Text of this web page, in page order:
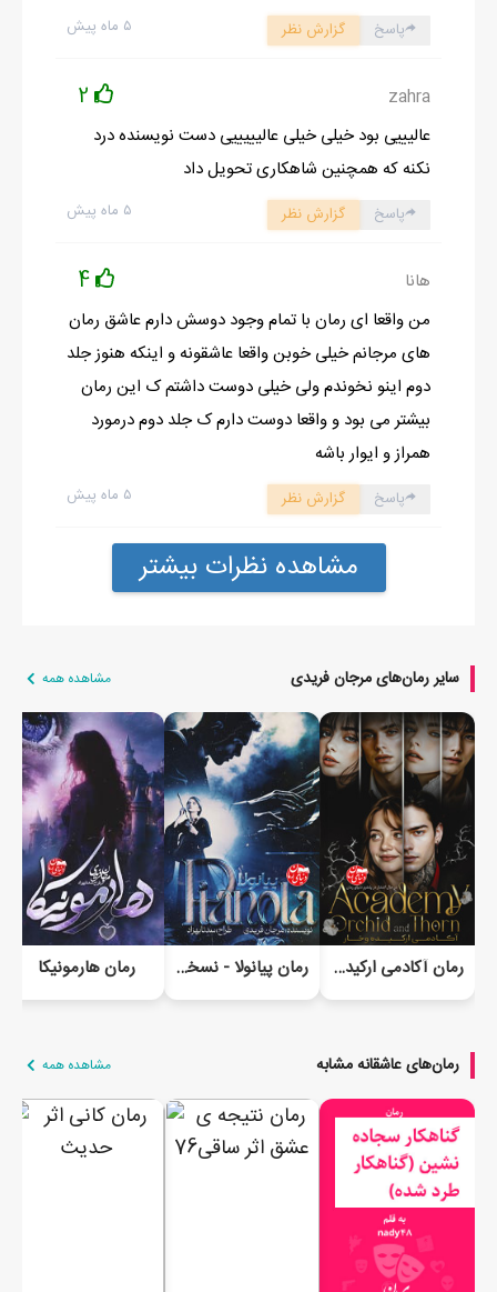
۵ ماه پیش پاسخ گزارش نظر
zahra
2
عالیییی بود خیلی خیلی عالیییییی دست نویسنده درد
نکنه که همچنین شاهکاری تحویل داد
۵ ماه پیش پاسخ گزارش نظر
هانا 4
من واقعا ای رمان با تمام وجود دوسش دارم عاشق رمان
های مرجانم خیلی خوبن واقعا عاشقونه و اینکه هنوز جلد
دوم اینو نخوندم ولی خیلی دوست داشتم ک این رمان
بیشتر می بود و واقعا دوست دارم ک جلد دوم درمورد
همراز و ایوار باشه
۵ ماه پیش پاسخ گزارش نظر
مشاهده نظرات بیشتر
سایر رمان‌های مرجان فریدی مشاهده همه
رمان آکادمی ارکیده و خار رمان پیانولا - نسخه آفلاین رمان هارمونیکا
رمان‌های عاشقانه مشابه مشاهده همه